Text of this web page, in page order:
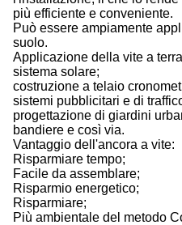
più efficiente e conveniente.
Può essere ampiamente
suolo.
Applicazione della vite a
sistema solare;
costruzione a telaio
sistemi pubblicitari e di
progettazione di giardini
bandiere e così via.
Vantaggio dell'ancora a vite:
Risparmiare tempo;
Facile da assemblare;
Risparmio energetico;
Risparmiare;
Più ambientale del metodo